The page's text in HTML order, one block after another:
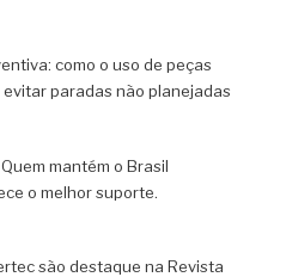
como o uso de peças
paradas não planejadas
mantém o Brasil
o melhor suporte.
são destaque na Revista